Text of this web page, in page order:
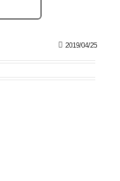
2019/04/25